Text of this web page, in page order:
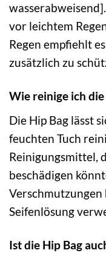
vor leichtem
Regen empfiehlt
zusätzlich zu
Wie reinige ich die
Die Hip Bag lässt
feuchten Tuch
Reinigungsmittel,
beschädigen
Seifenlösung
Ist die Hip Bag